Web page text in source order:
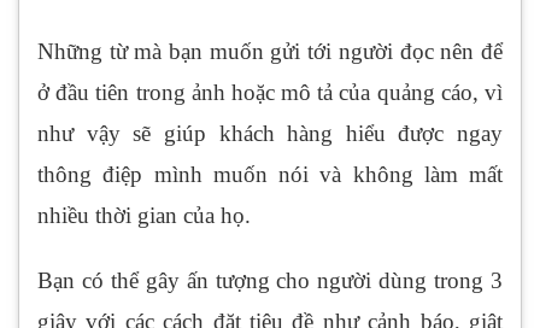
Những từ mà bạn muốn gửi tới người đọc nên để
ở đầu tiên trong ảnh hoặc mô tả của quảng cáo, vì
như vậy sẽ giúp khách hàng hiểu được ngay
thông điệp mình muốn nói và không làm mất
nhiều thời gian của họ.
Bạn có thể gây ấn tượng cho người dùng trong 3
giây với các cách đặt tiêu đề như cảnh báo, giật